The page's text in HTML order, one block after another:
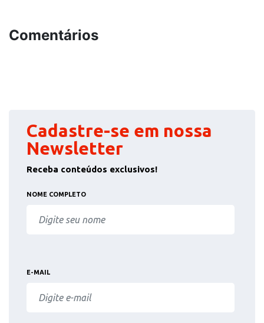
Comentários
Cadastre-se em nossa
Newsletter
Receba conteúdos exclusivos!
NOME COMPLETO
E-MAIL